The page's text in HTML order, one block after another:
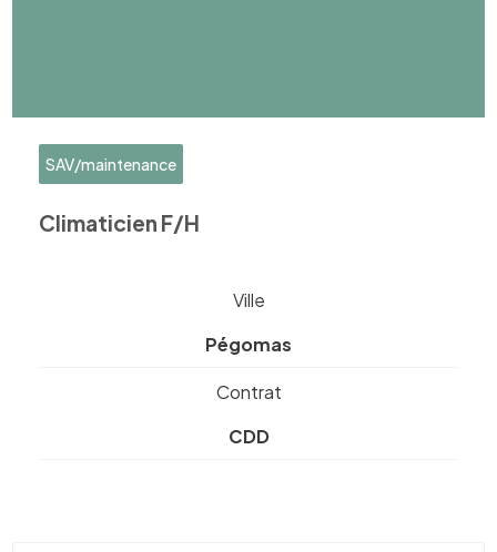
SAV/maintenance
Climaticien F/H
Ville
Pégomas
Contrat
CDD